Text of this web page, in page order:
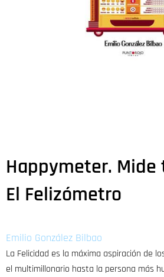
Happymeter.
El Felizómetro
Emilio González Bilbao
La Felicidad es la máxima aspiración de
el multimillonario hasta la persona más